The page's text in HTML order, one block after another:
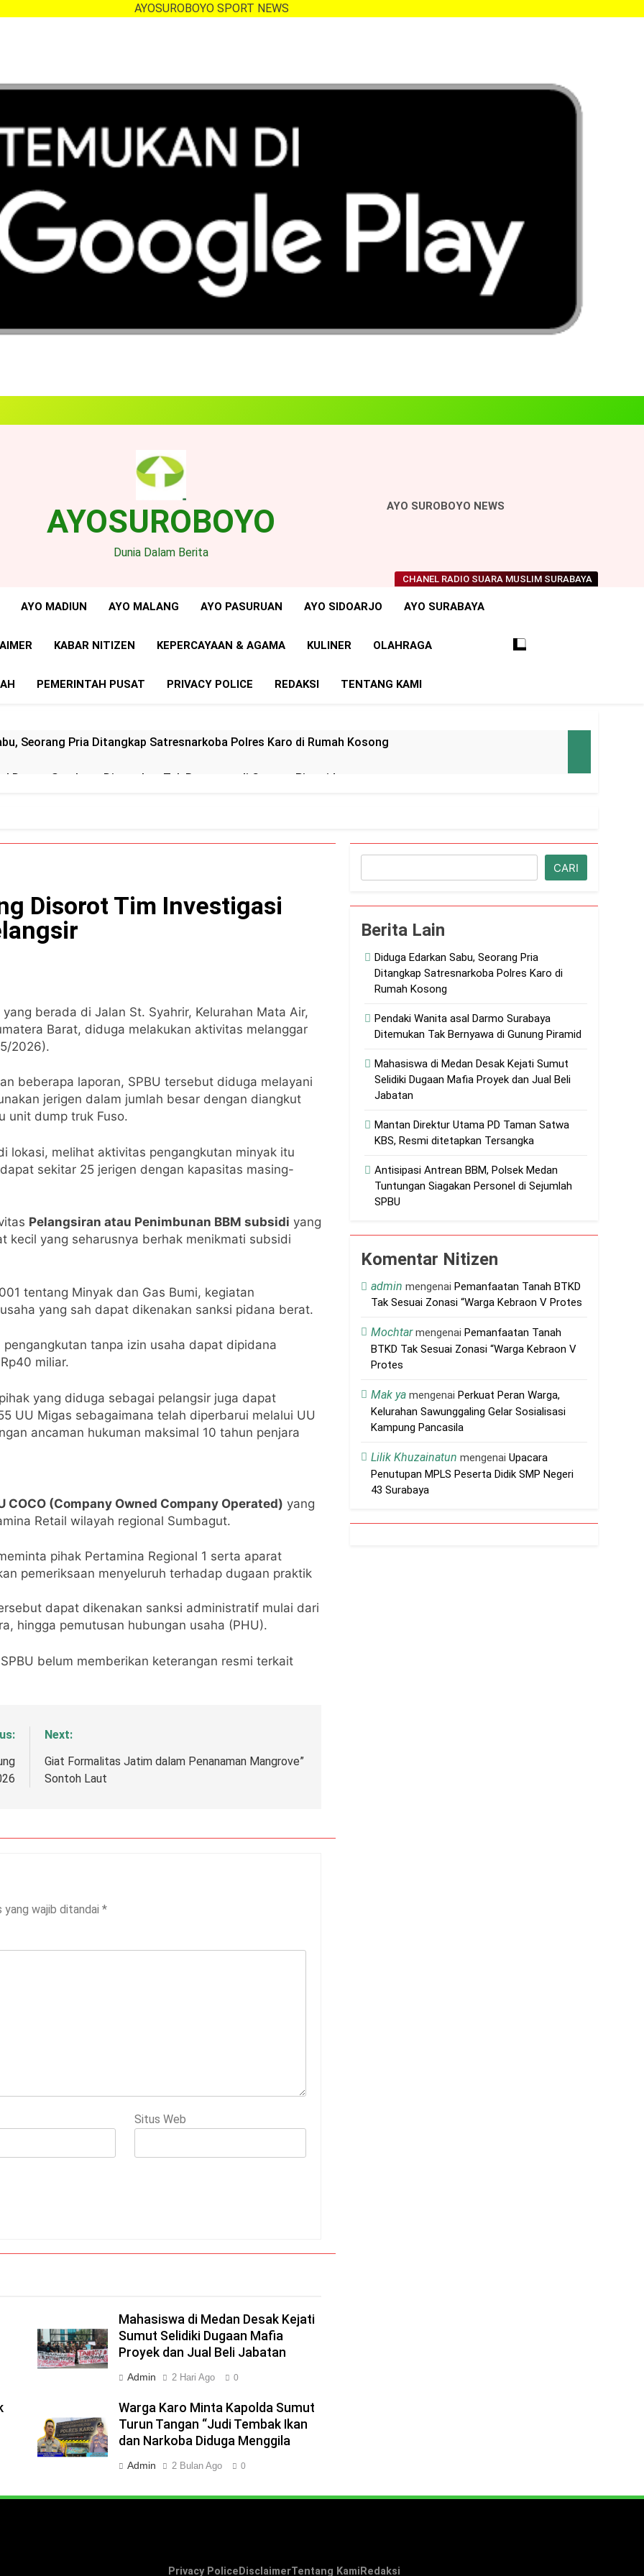
AYOSUROBOYO SPORT NEWS
AYOSUROBOYO
Dunia Dalam Berita
AYO SUROBOYO NEWS
CHANEL RADIO SUARA MUSLIM SURABAYA
AYO MADIUN AYO MALANG AYO PASURUAN AYO SIDOARJO AYO SURABAYA
KABAR NITIZEN KEPERCAYAAN & AGAMA KULINER OLAHRAGA
PEMERINTAH PUSAT PRIVACY POLICE REDAKSI TENTANG KAMI
Seorang Pria Ditangkap Satresnarkoba Polres Karo di Rumah Kosong
Darmo Surabaya Ditemukan Tak Bernyawa di Gunung Piramid
Kapolda Sumut Turun Tangan “Judi Tembak Ikan dan Narkoba Diduga Menggila
Steril Narkoba “PPMSU Dukung Penuh Polres Asahan Berantas Narkoba
Kinerja Kapolrestabes Medan, Warga Soroti Maraknya Begal dan Geng Motor
dalam Penanaman Mangrove” Sontoh Laut
Karang Taruna Kampung Bumiarjo 2026
Ikan Kembali Beroperasi, Kapolres Karo AKBP Pebriandi Haloho Belum Serius Berantas Perjudian
Polda Jatim, Hadir dalam Apel Supervisi Kabaharkam Polri T.A. 2026
Berlinta Sembiring Sampaikan Pesan Makna Jumat Agung
4 Bulan Ago
dari Monopoli ” O.J.S PBNU Tolak Upaya Paksaan Lebaran Bareng
Laksanakan Giat Pembekalan Pastor Kepala Paroki Baru dan Pastor yang Baru Berkarya
Kekuatan Angkatan Laut Global” AS dalam Perang Iran
Investasi Secara Efisien dengan Aplikasi Reksadana
Disorot Tim Investigasi
yang berada di Jalan St. Syahrir, Kelurahan Mata Air,
Barat, diduga melakukan aktivitas melanggar
2026).
beberapa laporan, SPBU tersebut diduga melayani
jerigen dalam jumlah besar dengan diangkut
unit dump truk Fuso.
lokasi, melihat aktivitas pengangkutan minyak itu
sekitar 25 jerigen dengan kapasitas masing-
Pelangsiran atau Penimbunan BBM subsidi yang
kecil yang seharusnya berhak menikmati subsidi
tentang Minyak dan Gas Bumi, kegiatan
yang sah dapat dikenakan sanksi pidana berat.
tanpa izin usaha dapat dipidana
miliar.
yang diduga sebagai pelangsir juga dapat
UU Migas sebagaimana telah diperbarui melalui UU
ancaman hukuman maksimal 10 tahun penjara
COCO (Company Owned Company Operated) yang
Retail wilayah regional Sumbagut.
pihak Pertamina Regional 1 serta aparat
pemeriksaan menyeluruh terhadap dugaan praktik
dapat dikenakan sanksi administratif mulai dari
hingga pemutusan hubungan usaha (PHU).
belum memberikan keterangan resmi terkait
Next:
Giat Formalitas Jatim dalam Penanaman Mangrove”
Sontoh Laut
yang wajib ditandai *
Situs Web
Mahasiswa di Medan Desak Kejati
Sumut Selidiki Dugaan Mafia
Proyek dan Jual Beli Jabatan
Admin 2 Hari Ago 0
Warga Karo Minta Kapolda Sumut
Turun Tangan “Judi Tembak Ikan
dan Narkoba Diduga Menggila
Admin 2 Bulan Ago 0
CARI
Berita Lain
Diduga Edarkan Sabu, Seorang Pria
Ditangkap Satresnarkoba Polres Karo di
Rumah Kosong
Pendaki Wanita asal Darmo Surabaya
Ditemukan Tak Bernyawa di Gunung Piramid
Mahasiswa di Medan Desak Kejati Sumut
Selidiki Dugaan Mafia Proyek dan Jual Beli
Jabatan
Mantan Direktur Utama PD Taman Satwa
KBS, Resmi ditetapkan Tersangka
Antisipasi Antrean BBM, Polsek Medan
Tuntungan Siagakan Personel di Sejumlah
SPBU
Komentar Nitizen
admin mengenaiPemanfaatan Tanah BTKD
Tak Sesuai Zonasi “Warga Kebraon V Protes
MochtarmengenaiPemanfaatan Tanah
BTKD Tak Sesuai Zonasi “Warga Kebraon V
Protes
Mak ya mengenaiPerkuat Peran Warga,
Kelurahan Sawunggaling Gelar Sosialisasi
Kampung Pancasila
Lilik Khuzainatun mengenaiUpacara
Penutupan MPLS Peserta Didik SMP Negeri
43 Surabaya
Privacy Police DisclaimerTentang Kami Redaksi